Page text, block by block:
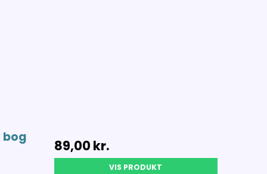
bog
89,00 kr.
VIS PRODUKT